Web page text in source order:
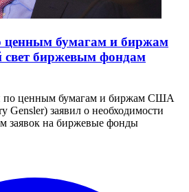
ценным бумагам и биржам
биржевым фондам
по ценным бумагам и биржам США
Gensler) заявил о необходимости
заявок на биржевые фонды